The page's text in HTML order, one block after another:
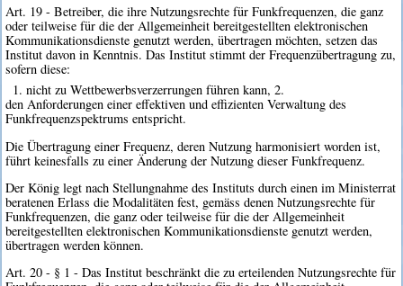
Art. 19 - Betreiber, die ihre Nutzungsrechte für Funkfrequenzen, die ganz
oder teilweise für die der Allgemeinheit bereitgestellten elektronischen
Kommunikationsdienste genutzt werden, übertragen möchten, setzen das
Institut davon in Kenntnis. Das Institut stimmt der Frequenzübertragung zu,
sofern diese:
1. nicht zu Wettbewerbsverzerrungen führen kann, 2.
den Anforderungen einer effektiven und effizienten Verwaltung des
Funkfrequenzspektrums entspricht.
Die Übertragung einer Frequenz, deren Nutzung harmonisiert worden ist,
führt keinesfalls zu einer Änderung der Nutzung dieser Funkfrequenz.
Der König legt nach Stellungnahme des Instituts durch einen im Ministerrat
beratenen Erlass die Modalitäten fest, gemäss denen Nutzungsrechte für
Funkfrequenzen, die ganz oder teilweise für die der Allgemeinheit
bereitgestellten elektronischen Kommunikationsdienste genutzt werden,
übertragen werden können.
Art. 20 - § 1 - Das Institut beschränkt die zu erteilenden Nutzungsrechte für